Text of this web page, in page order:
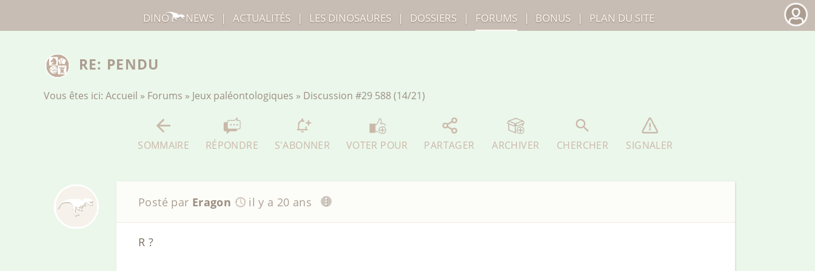
RE: PENDU
Vous êtes ici: Accueil » Forums » Jeux paléontologiques » Discussion #29 588 (14/21)
SOMMAIRE RÉPONDRE S'ABONNER VOTER POUR PARTAGER ARCHIVER CHERCHER SIGNALER
Posté par Eragon il y a 20 ans
R ?
DINO NEWS | ACTUALITÉS | LES DINOSAURES | DOSSIERS | FORUMS | BONUS | PLAN DU SITE